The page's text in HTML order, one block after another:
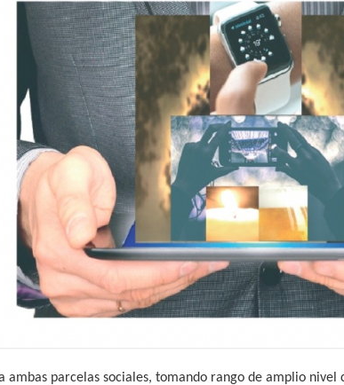
ambas parcelas sociales, tomando rango de amplio